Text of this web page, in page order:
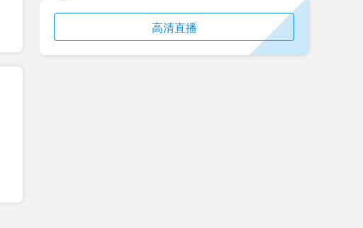
标签
比赛录像 成都蓉城
高清直播